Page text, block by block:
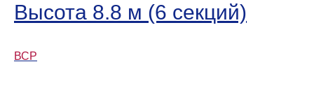
Высота 8.8 м (6 секций)
ВСР